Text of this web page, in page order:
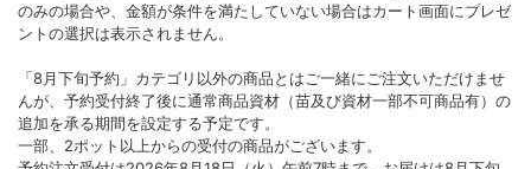
のみの場合や、金額が条件を満たしていない場合はカート画面にプレゼ
ントの選択は表示されません。
「8月下旬予約」カテゴリ以外の商品とはご一緒にご注文いただけませ
んが、予約受付終了後に通常商品資材（苗及び資材一部不可商品有）の
追加を承る期間を設定する予定です。
一部、2ポット以上からの受付の商品がございます。